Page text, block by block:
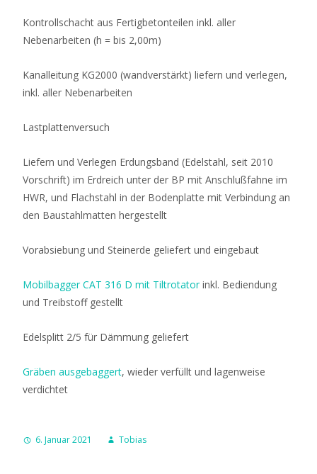
Kontrollschacht aus Fertigbetonteilen inkl. aller
Nebenarbeiten (h = bis 2,00m)
Kanalleitung KG2000 (wandverstärkt) liefern und verlegen,
inkl. aller Nebenarbeiten
Lastplattenversuch
Liefern und Verlegen Erdungsband (Edelstahl, seit 2010
Vorschrift) im Erdreich unter der BP mit Anschlußfahne im
HWR, und Flachstahl in der Bodenplatte mit Verbindung an
den Baustahlmatten hergestellt
Vorabsiebung und Steinerde geliefert und eingebaut
Mobilbagger CAT 316 D mit Tiltrotatorinkl. Bediendung
und Treibstoff gestellt
Edelsplitt 2/5 für Dämmung geliefert
Gräben ausgebaggert, wieder verfüllt und lagenweise
verdichtet
6. Januar 2021 Tobias